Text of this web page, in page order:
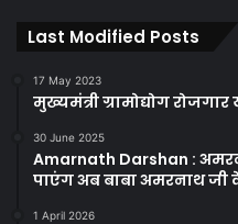
Last Modified Posts
17 May 2023
मुख्यमंत्री ग्रामोद्योग
30 June 2025
Amarnath Darshan :
पाएंग अब बाबा अमरनाथ जी
1 April 2026